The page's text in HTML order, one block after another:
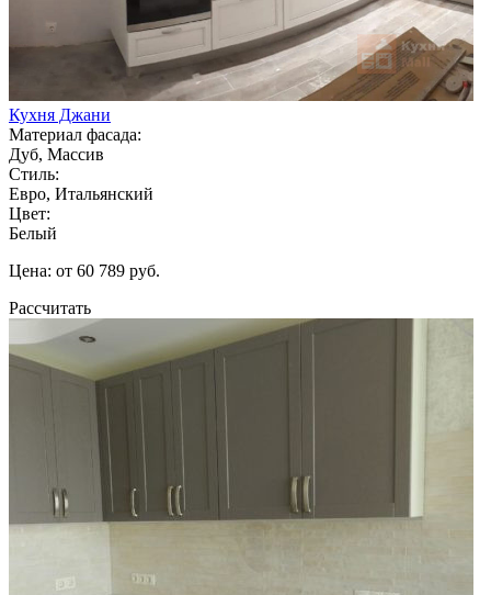
Кухня Джани
Материал фасада:
Дуб, Массив
Стиль:
Евро, Итальянский
Цвет:
Белый
Цена: от 60 789 руб.
Рассчитать